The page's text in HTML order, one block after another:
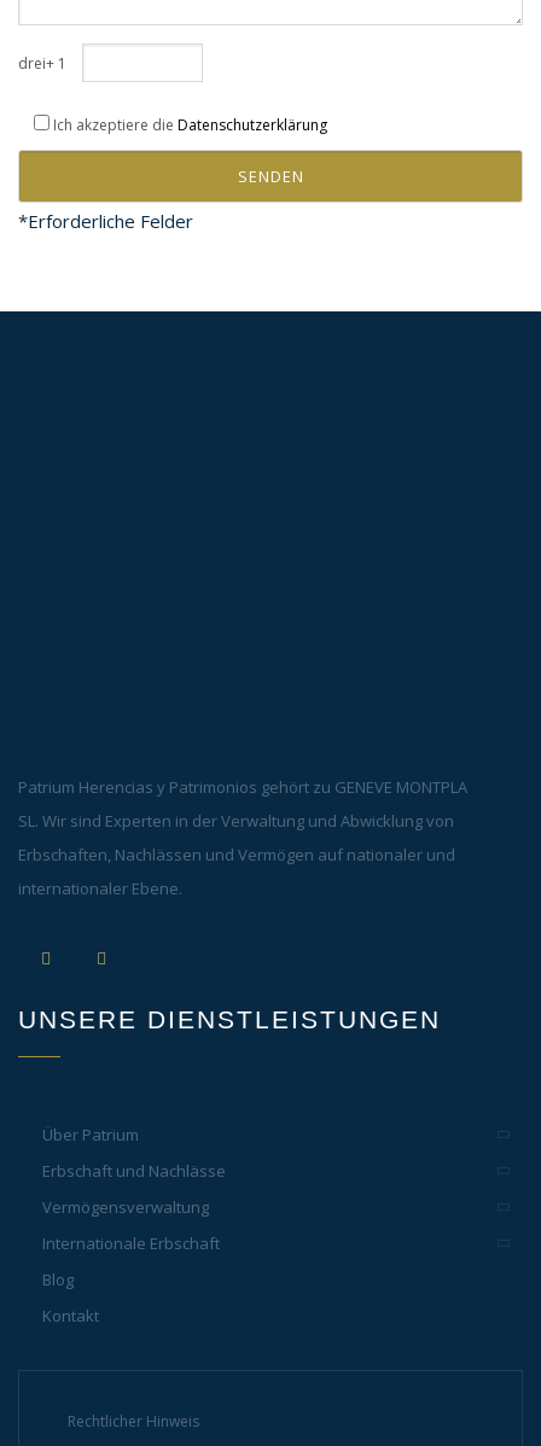
drei+ 1
Ich akzeptiere die Datenschutzerklärung
*Erforderliche Felder
Patrium Herencias y Patrimonios gehört zu GENEVE MONTPLA
SL. Wir sind Experten in der Verwaltung und Abwicklung von
Erbschaften, Nachlässen und Vermögen auf nationaler und
internationaler Ebene.
UNSERE DIENSTLEISTUNGEN
Über Patrium
Erbschaft und Nachlässe
Vermögensverwaltung
Internationale Erbschaft
Blog
Kontakt
Rechtlicher Hinweis